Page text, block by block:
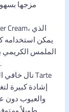
مزجها
يمكن استخدامه
الملمس الكريمي
يخفي الوشم وتغيرات الألوان الأخرى بشكل فعال.
إشادة كبيرة
والعيوب دون